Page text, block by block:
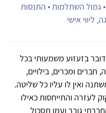
• גמול השתלמות • התנסות
ליווי אישי
בזעזוע משמעותי בכל
ומכרים, בילויים,
ואין לו עליו כל שליטה.
לעזרה והתייחסות כאילו
גובר ועמו תסכול